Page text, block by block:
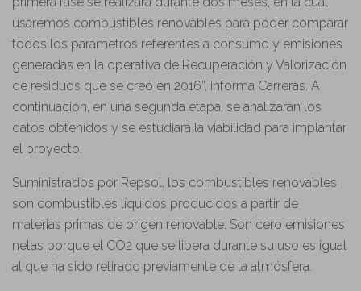
usaremos combustibles renovables para poder comparar
todos los parámetros referentes a consumo y emisiones
generadas en la operativa de Recuperación y Valorización
de residuos que se creó en 2016”, informa Carreras. A
continuación, en una segunda etapa, se analizarán los
datos obtenidos y se estudiará la viabilidad para implantar
el proyecto.
Suministrados por Repsol, los combustibles renovables
son combustibles líquidos producidos a partir de
materias primas de origen renovable. Son cero emisiones
netas porque el CO2 que se libera durante su uso es igual
al que ha sido retirado previamente de la atmósfera.